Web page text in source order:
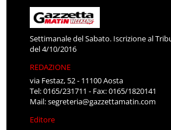
Settimanale del Sabato. Iscrizione al
del 4/10/2016
REDAZIONE
via Festaz, 52 - 11100 Aosta
Tel: 0165/231711 - Fax: 0165/1820141
Mail:segreteria@gazzettamatin.com
Editore